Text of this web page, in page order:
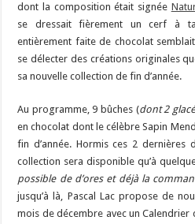
dont la composition était signée
se dressait fièrement un cerf à
entièrement faite de chocolat
se délecter des créations originales
sa nouvelle collection de fin d’année.
Au programme, 9 bûches (dont 2
en chocolat dont le célèbre Sapin
fin d’année. Hormis ces 2 dernières
collection sera disponible qu’à
possible de d’ores et déjà la
jusqu’à là, Pascal Lac propose de
mois de décembre avec un Calendrier